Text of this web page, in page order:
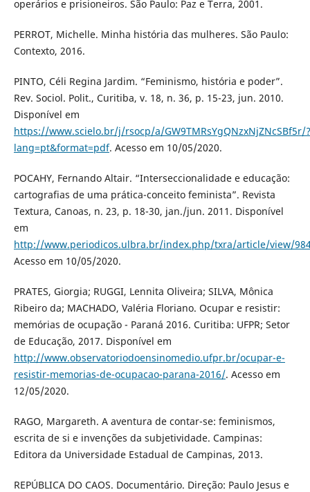
operários e prisioneiros. São Paulo: Paz e Terra, 2001.
PERROT, Michelle. Minha história das mulheres. São Paulo:
Contexto, 2016.
PINTO, Céli Regina Jardim. “Feminismo, história e poder”.
Rev. Sociol. Polit., Curitiba, v. 18, n. 36, p. 15-23, jun. 2010.
Disponível em
https://www.scielo.br/j/rsocp/a/GW9TMRsYgQNzxNjZNcSBf5r/?
lang=pt&format=pdf. Acesso em 10/05/2020.
POCAHY, Fernando Altair. “Interseccionalidade e educação:
cartografias de uma prática-conceito feminista”. Revista
Textura, Canoas, n. 23, p. 18-30, jan./jun. 2011. Disponível
em
http://www.periodicos.ulbra.br/index.php/txra/article/view/
Acesso em 10/05/2020.
PRATES, Giorgia; RUGGI, Lennita Oliveira; SILVA, Mônica
Ribeiro da; MACHADO, Valéria Floriano. Ocupar e resistir:
memórias de ocupação - Paraná 2016. Curitiba: UFPR; Setor
de Educação, 2017. Disponível em
http://www.observatoriodoensinomedio.ufpr.br/ocupar-e-
resistir-memorias-de-ocupacao-parana-2016/. Acesso em
12/05/2020.
RAGO, Margareth. A aventura de contar-se: feminismos,
escrita de si e invenções da subjetividade. Campinas:
Editora da Universidade Estadual de Campinas, 2013.
REPÚBLICA DO CAOS. Documentário. Direção: Paulo Jesus e